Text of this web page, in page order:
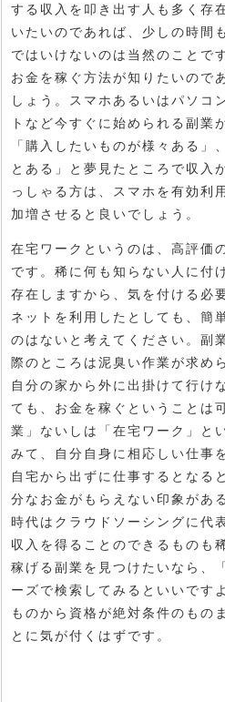
する収入を叩き出す人も多く存
いたいのであれば、少しの時間
ではいけないのは当然のことで
お金を稼ぐ方法が知りたいので
しょう。スマホあるいはパソコ
トなど今すぐに始められる副業
「購入したいものが様々ある」
とある」と夢見たところで収入
っしゃる方は、スマホを有効利
加増させると良いでしょう。
在宅ワークというのは、高評価
です。稀に何も知らない人に付
存在しますから、気を付ける必
ネットを利用したとしても、簡
のはないと考えてください。副
際のところは泥臭い作業が求め
自分の家から外に出掛けて行け
ても、お金を稼ぐということは
業」ないしは「在宅ワーク」と
みて、自分自身に相応しい仕事
自宅から出ずに仕事するとなる
分なお金がもらえない印象があ
時代はクラウドソーシングに代
収入を得ることのできるものも
稼げる副業を見つけたいなら、
ーズで検索してみるといいです
ものから資格が絶対条件のもの
とに気が付くはずです。